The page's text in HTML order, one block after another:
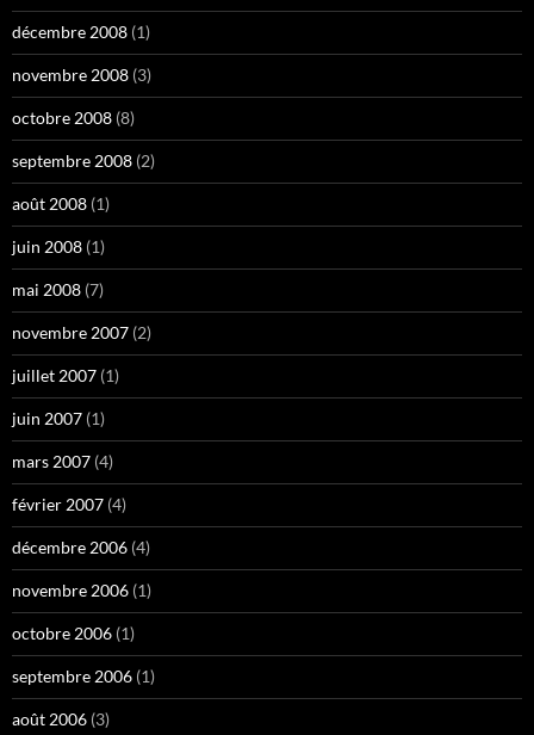
décembre 2008 (1)
novembre 2008 (3)
octobre 2008 (8)
septembre 2008 (2)
août 2008 (1)
juin 2008 (1)
mai 2008 (7)
novembre 2007 (2)
juillet 2007 (1)
juin 2007 (1)
mars 2007 (4)
février 2007 (4)
décembre 2006 (4)
novembre 2006 (1)
octobre 2006 (1)
septembre 2006 (1)
août 2006 (3)